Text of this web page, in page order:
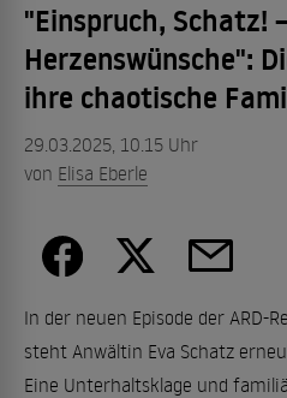
"Einspruch, Schatz!
Herzenswünsche":
ihre chaotische
29.03.2025, 10.15 Uhr
von Elisa Eberle
In der neuen Episode der ARD-
steht Anwältin Eva Schatz
Eine Unterhaltsklage und